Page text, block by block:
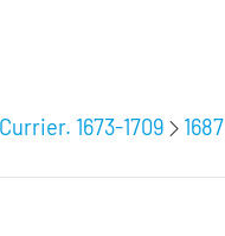
1673-1709 1687